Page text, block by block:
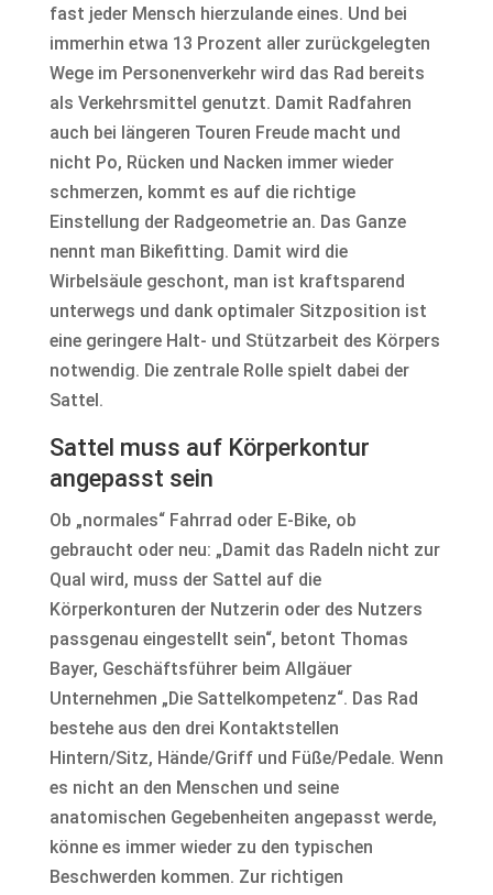
fast jeder Mensch hierzulande eines. Und bei
immerhin etwa 13 Prozent aller zurückgelegten
Wege im Personenverkehr wird das Rad bereits
als Verkehrsmittel genutzt. Damit Radfahren
auch bei längeren Touren Freude macht und
nicht Po, Rücken und Nacken immer wieder
schmerzen, kommt es auf die richtige
Einstellung der Radgeometrie an. Das Ganze
nennt man Bikefitting. Damit wird die
Wirbelsäule geschont, man ist kraftsparend
unterwegs und dank optimaler Sitzposition ist
eine geringere Halt- und Stützarbeit des Körpers
notwendig. Die zentrale Rolle spielt dabei der
Sattel.
Sattel muss auf Körperkontur
angepasst sein
Ob „normales“ Fahrrad oder E-Bike, ob
gebraucht oder neu: „Damit das Radeln nicht zur
Qual wird, muss der Sattel auf die
Körperkonturen der Nutzerin oder des Nutzers
passgenau eingestellt sein“, betont Thomas
Bayer, Geschäftsführer beim Allgäuer
Unternehmen „Die Sattelkompetenz“. Das Rad
bestehe aus den drei Kontaktstellen
Hintern/Sitz, Hände/Griff und Füße/Pedale. Wenn
es nicht an den Menschen und seine
anatomischen Gegebenheiten angepasst werde,
könne es immer wieder zu den typischen
Beschwerden kommen. Zur richtigen